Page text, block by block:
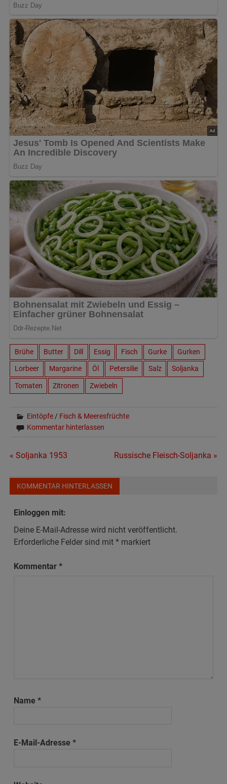
Brühe Butter Dill Essig Fisch Gurke Gurken
Lorbeer Margarine Öl Petersilie Salz Soljanka
Tomaten Zitronen Zwiebeln
Eintöpfe / Fisch & Meeresfrüchte
Kommentar hinterlassen
Beitragsnavigation
« Soljanka 1953 Russische Fleisch-Soljanka »
KOMMENTAR HINTERLASSEN
Einloggen mit:
Deine E-Mail-Adresse wird nicht veröffentlicht.
Erforderliche Felder sind mit* markiert
Kommentar*
Name*
E-Mail-Adresse*